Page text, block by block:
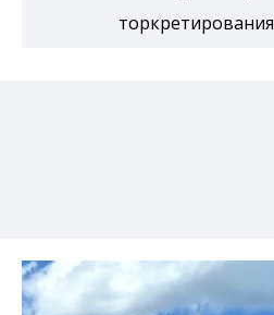
торкретирования